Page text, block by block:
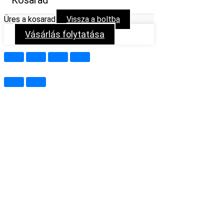
Üres a kosarad Vissza a boltba
Vásárlás folytatása